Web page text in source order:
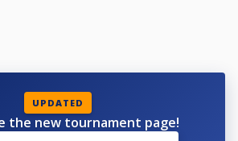
UPDATED
the new tournament page!